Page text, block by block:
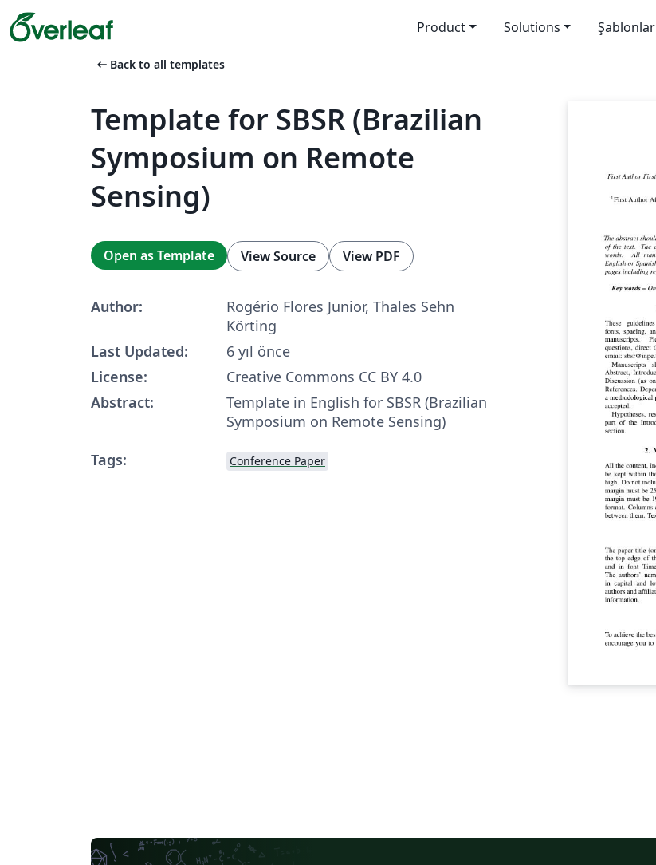
Product Solutions Şablonlar
arrow_left_alt Back to all templates
Template for SBSR (Brazilian
Symposium on Remote
Sensing)
Open as Template View Source View PDF
Author:
Rogério Flores Junior, Thales Sehn
Körting
Last Updated:
6 yıl önce
License:
Creative Commons CC BY 4.0
Abstract:
Template in English for SBSR (Brazilian
Symposium on Remote Sensing)
Tags:
Conference Paper